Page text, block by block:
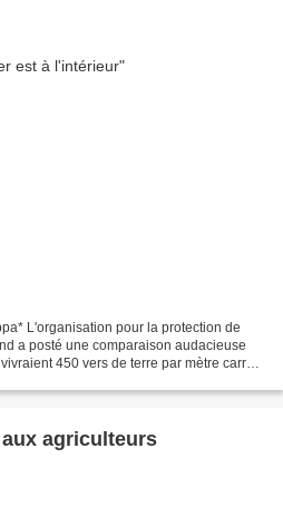
L'organisation pour la protection de
a posté une comparaison audacieuse
450 vers de terre par mètre carré
agriculteurs